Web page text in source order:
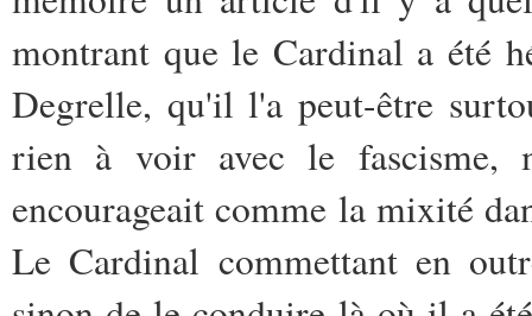
montrant que le Cardinal a été
Degrelle, qu'il l'a peut-être
rien à voir avec le fascisme,
encourageait comme la mixité
Le Cardinal commettant en